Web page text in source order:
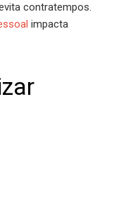
contratempos.
impacta